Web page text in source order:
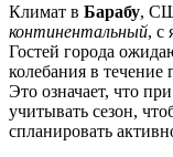
Климат в Барабу,
континентальный, с
Гостей города
колебания в течение
Это означает, что
учитывать сезон,
спланировать